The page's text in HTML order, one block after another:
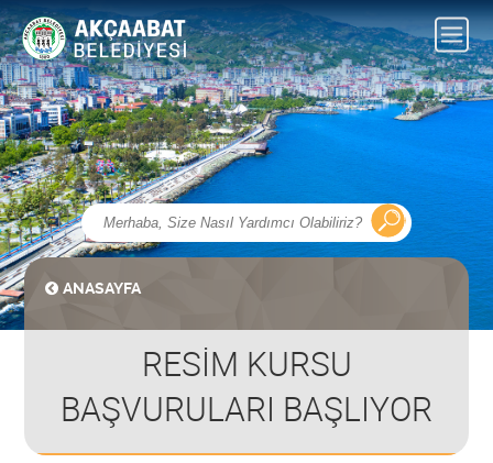
ANASAYFA
RESİM KURSU
BAŞVURULARI BAŞLIYOR